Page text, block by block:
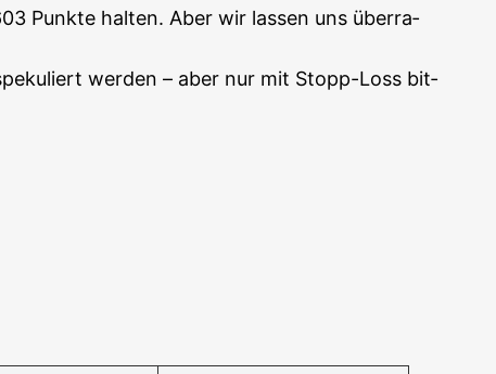
Punk­te hal­ten. Aber wir las­sen uns über­ra­
wer­den – aber nur mit Stopp-Loss bit­